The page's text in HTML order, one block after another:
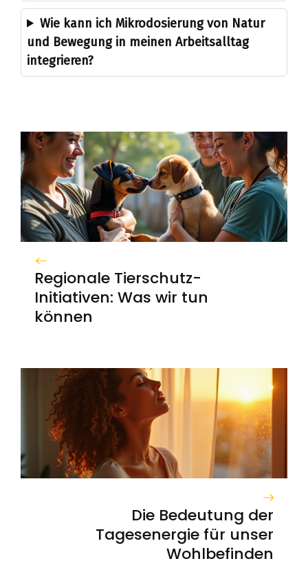
Wie kann ich Mikrodosierung von Natur
und Bewegung in meinen Arbeitsalltag
integrieren?
Regionale Tierschutz-
Initiativen: Was wir tun
können
Die Bedeutung der
Tagesenergie für unser
Wohlbefinden